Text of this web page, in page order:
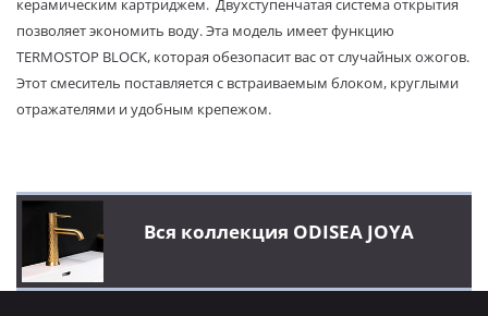
Вся коллекция ODISEA JOYA
керамическим картриджем. Двухступенчатая система открытия
позволяет экономить воду. Эта модель имеет функцию
TERMOSTOP BLOCK, которая обезопасит вас от случайных ожогов.
Этот смеситель поставляется с встраиваемым блоком, круглыми
отражателями и удобным крепежом.